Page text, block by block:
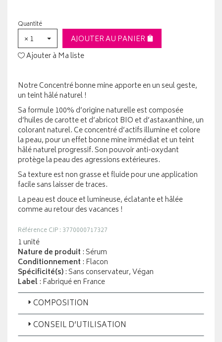
Quantité
× 1
AJOUTER AU PANIER
Ajouter à Ma liste
Notre Concentré bonne mine apporte en un seul geste,
un teint hâlé naturel !
Sa formule 100% d’origine naturelle est composée
d’huiles de carotte et d’abricot BIO et d’astaxanthine, un
colorant naturel. Ce concentré d’actifs illumine et colore
la peau, pour un effet bonne mine immédiat et un teint
hâlé naturel progressif. Son pouvoir anti-oxydant
protège la peau des agressions extérieures.
Sa texture est non grasse et fluide pour une application
facile sans laisser de traces.
La peau est douce et lumineuse, éclatante et hâlée
comme au retour des vacances !
Référence CIP : 3770000717327
1 unité
Nature de produit : Sérum
Conditionnement : Flacon
Spécificité(s): Sans conservateur, Végan
Label: Fabriqué en France
COMPOSITION
CONSEIL D’UTILISATION